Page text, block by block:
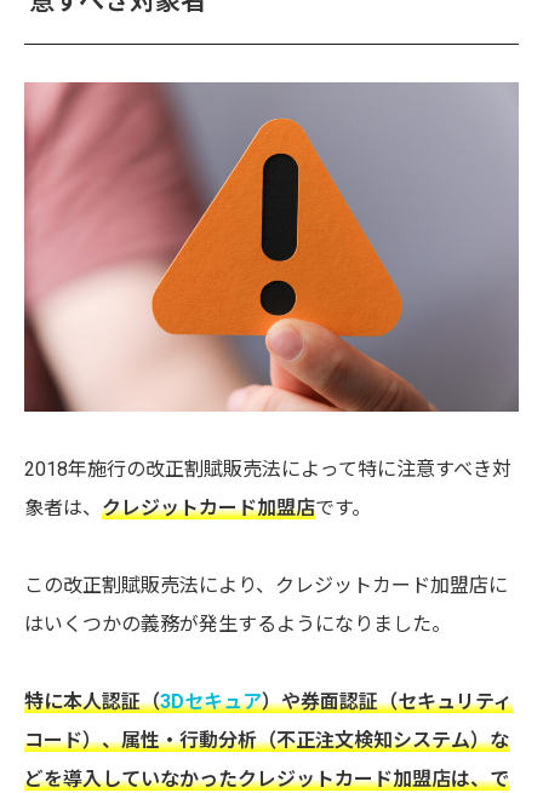
2018年施行の改正割賦販売法によって特に注意すべき対
象者は、 クレジットカード加盟店です。
この改正割賦販売法により、クレジットカード加盟店に
はいくつかの義務が発生するようになりました。
特に本人認証（3Dセキュア）や券面認証（セキュリティ
コード）、属性・行動分析（不正注文検知システム）な
どを導入していなかったクレジットカード加盟店は、で